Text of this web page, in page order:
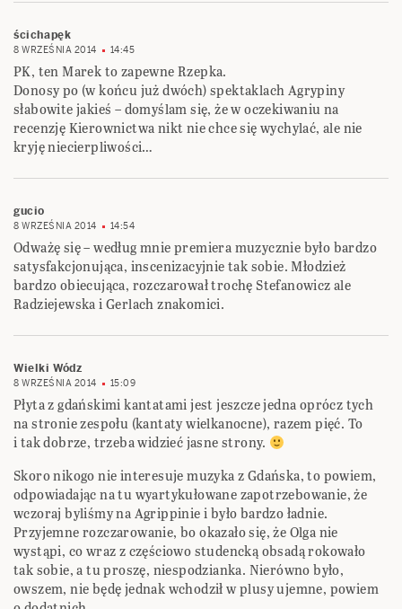
ścichapęk
8 WRZEŚNIA 2014 14:45
PK, ten Marek to zapewne Rzepka.
Donosy po (w końcu już dwóch) spektaklach Agrypiny
słabowite jakieś – domyślam się, że w oczekiwaniu na
recenzję Kierownictwa nikt nie chce się wychylać, ale nie
kryję niecierpliwości…
gucio
8 WRZEŚNIA 2014 14:54
Odważę się – według mnie premiera muzycznie było bardzo
satysfakcjonująca, inscenizacyjnie tak sobie. Młodzież
bardzo obiecująca, rozczarował trochę Stefanowicz ale
Radziejewska i Gerlach znakomici.
Wielki Wódz
8 WRZEŚNIA 2014 15:09
Płyta z gdańskimi kantatami jest jeszcze jedna oprócz tych
na stronie zespołu (kantaty wielkanocne), razem pięć. To
i tak dobrze, trzeba widzieć jasne strony.
Skoro nikogo nie interesuje muzyka z Gdańska, to powiem,
odpowiadając na tu wyartykułowane zapotrzebowanie, że
wczoraj byliśmy na Agrippinie i było bardzo ładnie.
Przyjemne rozczarowanie, bo okazało się, że Olga nie
wystąpi, co wraz z częściowo studencką obsadą rokowało
tak sobie, a tu proszę, niespodzianka. Nierówno było,
owszem, nie będę jednak wchodził w plusy ujemne, powiem